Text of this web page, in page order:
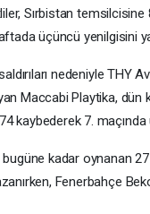
Sırbistan
üçüncü yenilgisini
nedeniyle THY
Maccabi Playtika, dün
kaybederek 7.
bugüne kadar oynanan
Fenerbahçe